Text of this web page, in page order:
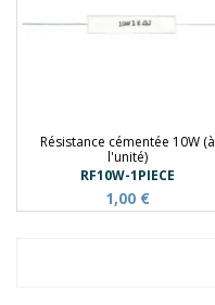
Résistance cémentée 10W (à
l'unité)
RF10W-1PIECE
1,00 €